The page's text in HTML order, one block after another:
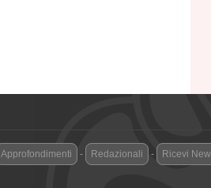
Approfondimenti - Redazionali - Ricevi